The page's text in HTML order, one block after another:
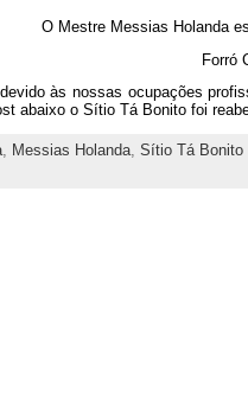
O Mestre Messias Holanda
Forró
às nossas ocupações
abaixo o Sítio Tá Bonito foi
, Messias Holanda, Sítio Tá Bonito